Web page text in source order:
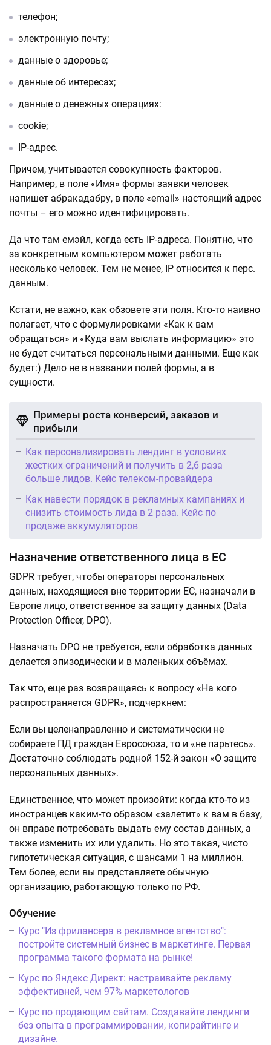
телефон;
электронную почту;
данные о здоровье;
данные об интересах;
данные о денежных операциях:
сookie;
IP-адрес.
Причем, учитывается совокупность факторов.
Например, в поле «Имя» формы заявки человек
напишет абракадабру, в поле «email» настоящий адрес
почты – его можно идентифицировать.
Да что там емэйл, когда есть IP-адреса. Понятно, что
за конкретным компьютером может работать
несколько человек. Тем не менее, IP относится к перс.
данным.
Кстати, не важно, как обзовете эти поля. Кто-то наивно
полагает, что с формулировками «Как к вам
обращаться» и «Куда вам выслать информацию» это
не будет считаться персональными данными. Еще как
будет:) Дело не в названии полей формы, а в
сущности.
Примеры роста конверсий, заказов и
прибыли
Как персонализировать лендинг в условиях
жестких ограничений и получить в 2,6 раза
больше лидов. Кейс телеком-провайдера
Как навести порядок в рекламных кампаниях и
снизить стоимость лида в 2 раза. Кейс по
продаже аккумуляторов
Назначение ответственного лица в ЕС
GDPR требует, чтобы операторы персональных
данных, находящиеся вне территории ЕС, назначали в
Европе лицо, ответственное за защиту данных (Data
Protection Officer, DPO).
Назначать DPO не требуется, если обработка данных
делается эпизодически и в маленьких объёмах.
Так что, еще раз возвращаясь к вопросу «На кого
распространяется GDPR», подчеркнем:
Если вы целенаправленно и систематически не
собираете ПД граждан Евросоюза, то и «не парьтесь».
Достаточно соблюдать родной 152-й закон «О защите
персональных данных».
Единственное, что может произойти: когда кто-то из
иностранцев каким-то образом «залетит» к вам в базу,
он вправе потребовать выдать ему состав данных, а
также изменить их или удалить. Но это такая, чисто
гипотетическая ситуация, с шансами 1 на миллион.
Тем более, если вы представляете обычную
организацию, работающую только по РФ.
Обучение
Курс "Из фрилансера в рекламное агентство":
постройте системный бизнес в маркетинге. Первая
программа такого формата на рынке!
Курс по Яндекс Директ: настраивайте рекламу
эффективней, чем 97% маркетологов
Курс по продающим сайтам. Создавайте лендинги
без опыта в программировании, копирайтинге и
дизайне.